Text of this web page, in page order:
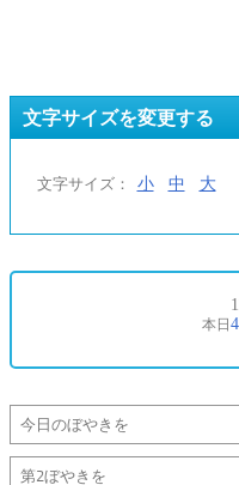
文字サイズを変更する
文字サイズ： 小 中 大